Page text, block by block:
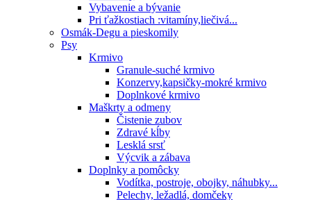
Vybavenie a bývanie
Pri ťažkostiach :vitamíny,liečivá...
Osmák-Degu a pieskomily
Psy
Krmivo
Granule-suché krmivo
Konzervy,kapsičky-mokré krmivo
Doplnkové krmivo
Maškrty a odmeny
Čistenie zubov
Zdravé kĺby
Lesklá srsť
Výcvik a zábava
Doplnky a pomôcky
Vodítka, postroje, obojky, náhubky...
Pelechy, ležadlá, domčeky